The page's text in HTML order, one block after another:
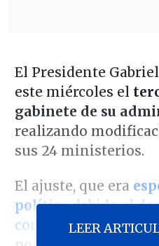
El Presidente
este miércoles el
gabinete de su
realizando
sus 24 ministerios.
El ajuste, que era
políticodebido al
convenios,
LEER